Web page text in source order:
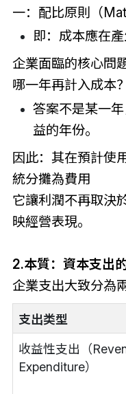
一：配比原則（
即：成本應在產
企業面臨的核心問
哪一年再計入成本？
答案不是某一
益的年份。
因此：其在預計使
統分攤為費用
它讓利潤不再取決
映經營表現。
2.本質：資本支出
企業支出大致分為兩
支出类型
收益性支出（
Expenditure）